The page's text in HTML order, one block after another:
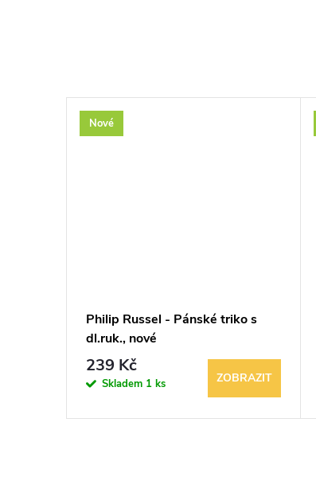
Nové
Philip Russel - Pánské triko s
dl.ruk., nové
239 Kč
Skladem 1 ks ZOBRAZIT